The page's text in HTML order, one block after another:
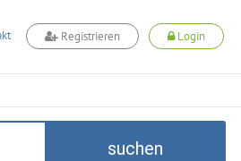
Registrieren Login
suchen